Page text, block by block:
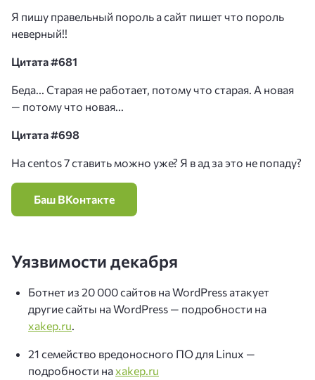
Я пишу правельный пороль а сайт пишет что пороль
неверный!!
Цитата #681
Беда... Старая не работает, потому что старая. А новая
— потому что новая...
Цитата #698
На centos 7 ставить можно уже? Я в ад за это не попаду?
Баш ВКонтакте
Уязвимости декабря
Ботнет из 20 000 сайтов на WordPress атакует
другие сайты на WordPress — подробности на
xakep.ru.
21 семейство вредоносного ПО для Linux —
подробности наxakep.ru